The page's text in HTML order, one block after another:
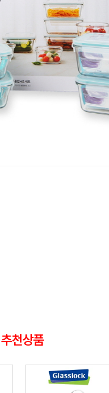
추천상품